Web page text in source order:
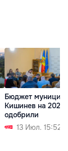
Бюджет
Кишинев на 2026
одобрили
13 Июл. 15:52